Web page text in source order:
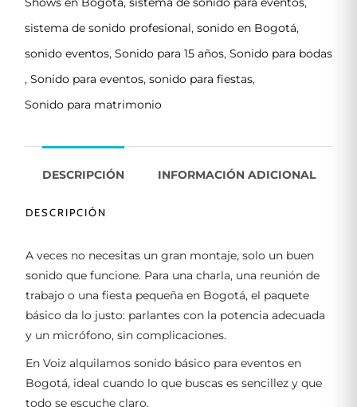
sistema de sonido profesional, sonido en Bogotá,
sonido eventos, Sonido para 15 años, Sonido para bodas
, Sonido para eventos, sonido para fiestas,
Sonido para matrimonio
DESCRIPCIÓN INFORMACIÓN ADICIONAL
DESCRIPCIÓN
A veces no necesitas un gran montaje, solo un buen
sonido que funcione. Para una charla, una reunión de
trabajo o una fiesta pequeña en Bogotá, el paquete
básico da lo justo: parlantes con la potencia adecuada
y un micrófono, sin complicaciones.
En Voiz alquilamos sonido básico para eventos en
Bogotá, ideal cuando lo que buscas es sencillez y que
todo se escuche claro.